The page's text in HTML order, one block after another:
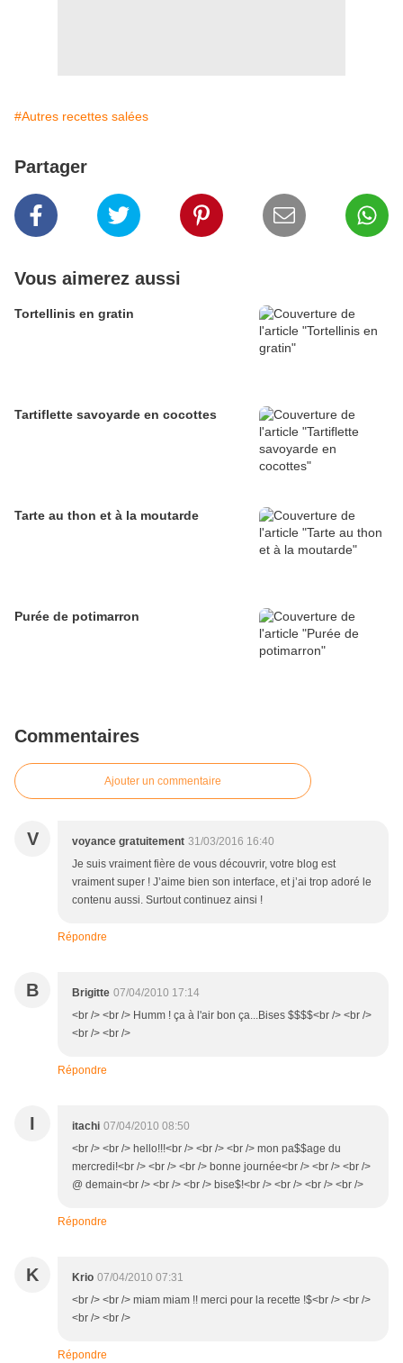
#Autres recettes salées
Partager
Vous aimerez aussi
Tortellinis en gratin
Tartiflette savoyarde en cocottes
Tarte au thon et à la moutarde
Purée de potimarron
Commentaires
Ajouter un commentaire
V voyance gratuitement 31/03/2016 16:40
Je suis vraiment fière de vous découvrir, votre blog est
vraiment super ! J’aime bien son interface, et j’ai trop adoré le
contenu aussi. Surtout continuez ainsi !
Répondre
B Brigitte 07/04/2010 17:14
<br /> <br /> Humm ! ça à l'air bon ça...Bises $$$$<br /> <br />
<br /> <br />
Répondre
I itachi 07/04/2010 08:50
<br /> <br /> hello!!!<br /> <br /> <br /> mon pa$$age du
mercredi!<br /> <br /> <br /> bonne journée<br /> <br /> <br />
@ demain<br /> <br /> <br /> bise$!<br /> <br /> <br /> <br />
Répondre
K Krio 07/04/2010 07:31
<br /> <br /> miam miam !! merci pour la recette !$<br /> <br />
<br /> <br />
Répondre